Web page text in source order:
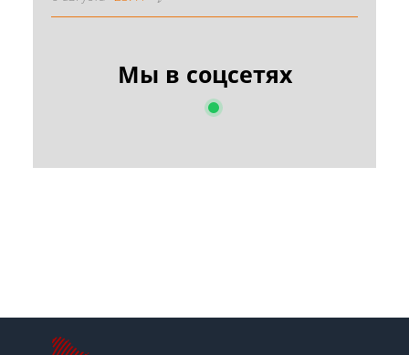
Мы в соцсетях